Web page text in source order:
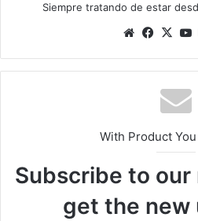
Siempre tratando de estar
Sitio
X
With Product
Subscribe to
get the new